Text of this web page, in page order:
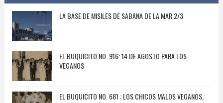
LA BASE DE MISILES DE SABANA DE LA MAR 2/3
EL BUQUICITO NO. 916: 14 DE AGOSTO PARA LOS
VEGANOS
EL BUQUICITO NO. 681 : LOS CHICOS MALOS VEGANOS,